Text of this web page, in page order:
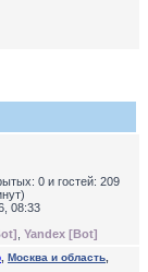
0 и гостей: 209
08:33
Yandex [Bot]
Москва и область